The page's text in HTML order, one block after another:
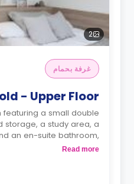
2
غرفة بحمام
- Upper Floor
featuring a small double
storage, a study area, a
an en-suite bathroom,
kitchen and living space.
Read more